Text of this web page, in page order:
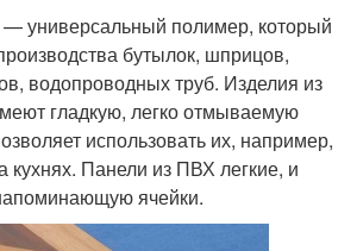
универсальный полимер, который
бутылок, шприцов,
водопроводных труб. Изделия из
гладкую, легко отмываемую
использовать их, например,
кухнях. Панели из ПВХ легкие, и
ячейки.